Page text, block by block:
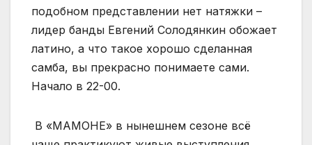
подобном представлении нет натяжки –
лидер банды Евгений Солодянкин обожает
латино, а что такое хорошо сделанная
самба, вы прекрасно понимаете сами.
Начало в 22-00.
В «МАМОНЕ» в нынешнем сезоне всё